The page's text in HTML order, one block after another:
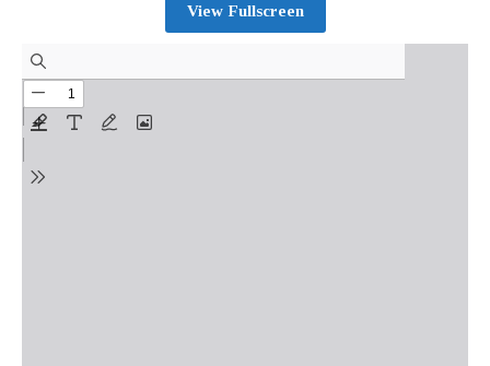
View Fullscreen